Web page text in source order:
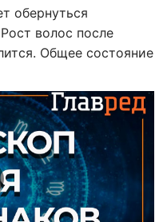
обернуться
волос после
Общее состояние